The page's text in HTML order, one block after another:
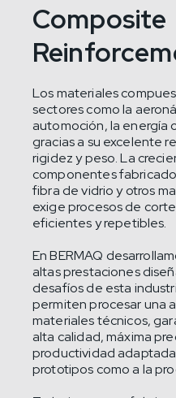
Composite
Los materiales
sectores como la
automoción, la energía
gracias a su excelente
rigidez y peso. La
componentes
fibra de vidrio y otros
exige procesos de
eficientes y repetibles.
En BERMAQ
altas prestaciones
desafíos de esta
permiten procesar una
materiales técnicos,
alta calidad, máxima
productividad
prototipos como a la